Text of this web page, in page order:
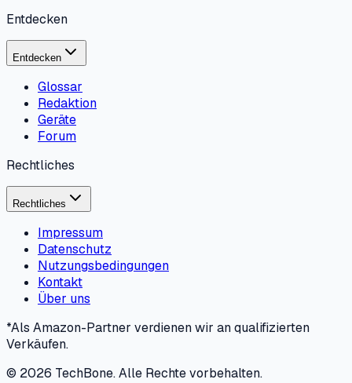
Entdecken
Entdecken
Glossar
Redaktion
Geräte
Forum
Rechtliches
Rechtliches
Impressum
Datenschutz
Nutzungsbedingungen
Kontakt
Über uns
*Als Amazon-Partner verdienen wir an qualifizierten
Verkäufen.
© 2026 TechBone.Alle Rechte vorbehalten.